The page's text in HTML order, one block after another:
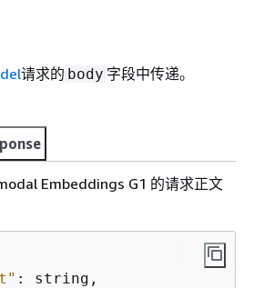
请求的 body 字段中传递。
Embeddings G1 的请求正文
: string,